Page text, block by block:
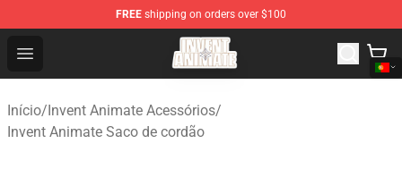
FREE shipping on orders over $100
Open menu
Invent Animate Shop - Official Invent Animate
Início/Invent Animate Acessórios/
Invent Animate Saco de cordão